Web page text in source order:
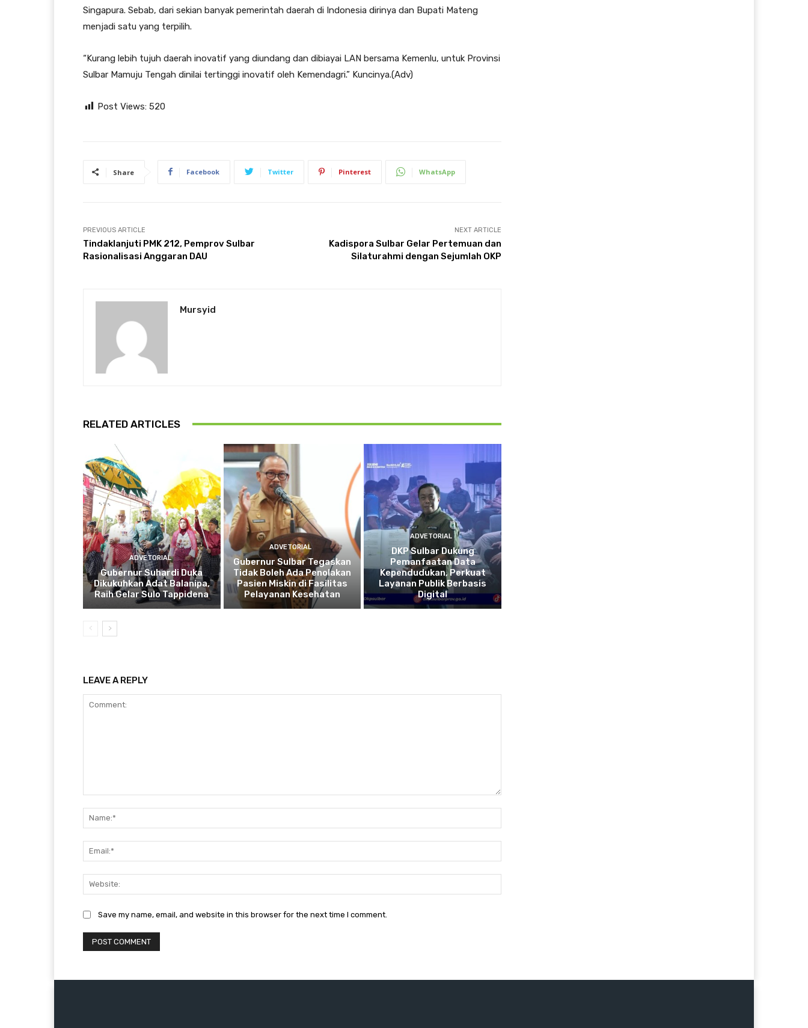
Singapura. Sebab, dari sekian banyak pemerintah daerah di Indonesia dirinya dan Bupati Mateng
menjadi satu yang terpilih.
“Kurang lebih tujuh daerah inovatif yang diundang dan dibiayai LAN bersama Kemenlu, untuk Provinsi
Sulbar Mamuju Tengah dinilai tertinggi inovatif oleh Kemendagri.” Kuncinya.(Adv)
Post Views: 520
Share Facebook Twitter Pinterest WhatsApp
PREVIOUS ARTICLE
Tindaklanjuti PMK 212, Pemprov Sulbar
Rasionalisasi Anggaran DAU
NEXT ARTICLE
Kadispora Sulbar Gelar Pertemuan dan
Silaturahmi dengan Sejumlah OKP
Mursyid
RELATED ARTICLES
ADVETORIAL
Gubernur Suhardi Duka
Dikukuhkan Adat Balanipa,
Raih Gelar Sulo Tappidena
ADVETORIAL
Gubernur Sulbar Tegaskan
Tidak Boleh Ada Penolakan
Pasien Miskin di Fasilitas
Pelayanan Kesehatan
ADVETORIAL
DKP Sulbar Dukung
Pemanfaatan Data
Kependudukan, Perkuat
Layanan Publik Berbasis
Digital
LEAVE A REPLY
Save my name, email, and website in this browser for the next time I comment.